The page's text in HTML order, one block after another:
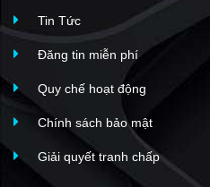
Centana Thủ Thiêm
Feliz En Vista
The Global City
Cantavil An Phú
De Capella
Tin Tức
Đăng tin miễn phí
Quy chế hoạt động
Chính sách bảo mật
Giải quyết tranh chấp